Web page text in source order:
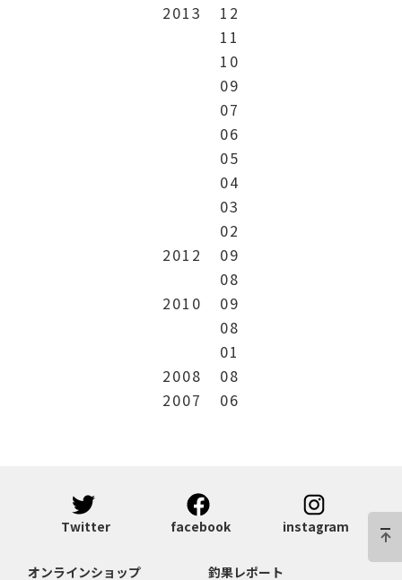
2013
12
11
10
09
07
06
05
04
03
02
2012
09
08
2010
09
08
01
2008
08
2007
06
Twitter facebook instagram
オンラインショップ 釣果レポート